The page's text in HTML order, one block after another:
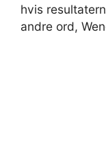
hvis
andre ord,